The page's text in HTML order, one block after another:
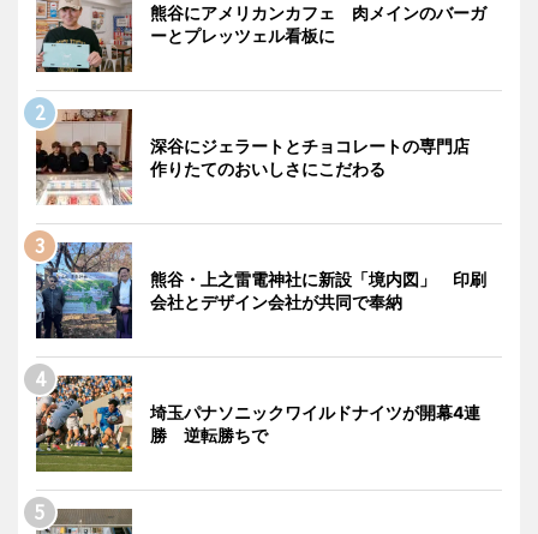
熊谷にアメリカンカフェ 肉メインのバーガ
ーとプレッツェル看板に
深谷にジェラートとチョコレートの専門店
作りたてのおいしさにこだわる
熊谷・上之雷電神社に新設「境内図」 印刷
会社とデザイン会社が共同で奉納
埼玉パナソニックワイルドナイツが開幕4連
勝 逆転勝ちで